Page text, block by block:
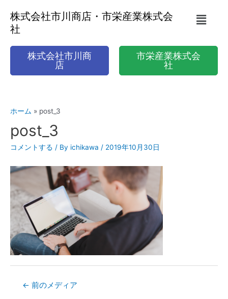
株式会社市川商店・市栄産業株式会
社
株式会社市川商
店
市栄産業株式会
社
ホーム post_3
post_3
コメントする / By ichikawa / 2019年10月30日
← 前のメディア